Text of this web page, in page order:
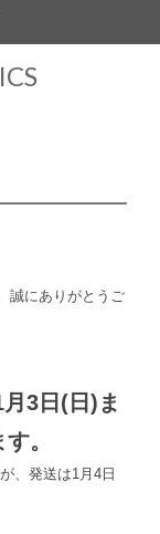
誠にありがとうご
3日(日)ま
。
、発送は1月4日